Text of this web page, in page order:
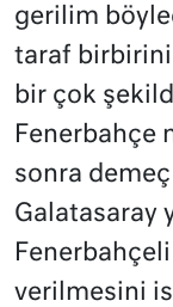
gerilim
taraf birbirini
bir çok
Fenerbahçe
sonra demeç
Galatasaray
verilmesini